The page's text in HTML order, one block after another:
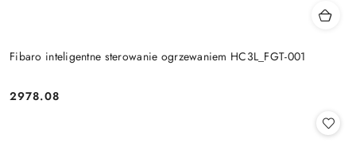
Fibaro inteligentne sterowanie ogrzewaniem HC3L_FGT-001
Cena:
2978.08